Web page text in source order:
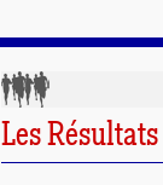
Les